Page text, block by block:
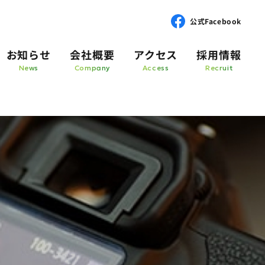
お知らせ
News
会社概要
Company
アクセス
Access
採用情報
Recruit
公式Facebook